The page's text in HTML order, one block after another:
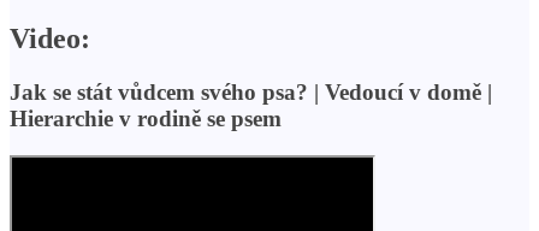
Video:
Jak se stát vůdcem svého psa? | Vedoucí v domě |
Hierarchie v rodině se psem